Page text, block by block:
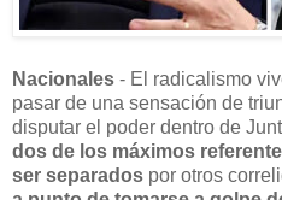
Nacionales - El radicalismo
pasar de una sensación de
disputar el poder dentro de
dos de los máximos
ser separados por otros